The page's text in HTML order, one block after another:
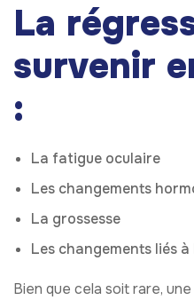
La
survenir
:
La fatigue oculaire
Les changements
La grossesse
Les changements liés
Bien que cela soit rare,